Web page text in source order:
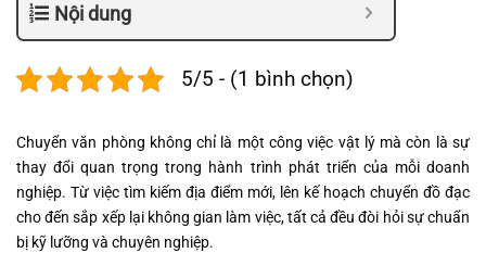
Nội dung
5/5 - (1 bình chọn)
Chuyển văn phòng không chỉ là một công việc vật lý mà còn là sự
thay đổi quan trọng trong hành trình phát triển của mỗi doanh
nghiệp. Từ việc tìm kiếm địa điểm mới, lên kế hoạch chuyển đồ đạc
cho đến sắp xếp lại không gian làm việc, tất cả đều đòi hỏi sự chuẩn
bị kỹ lưỡng và chuyên nghiệp.